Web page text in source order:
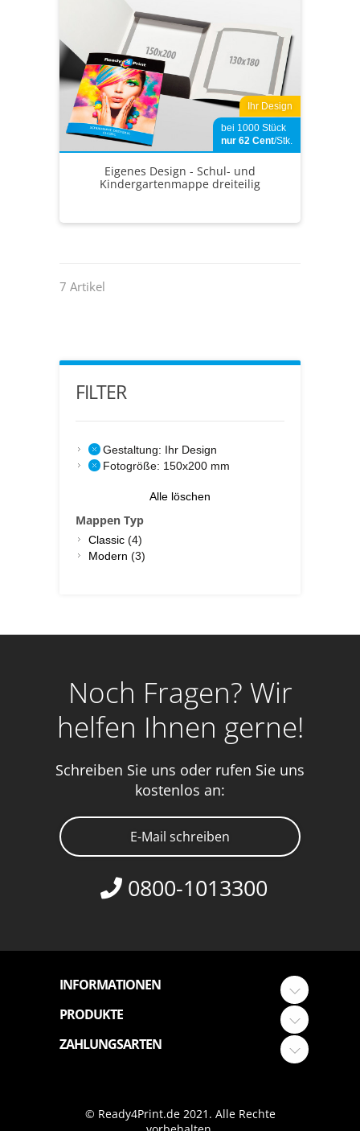
Ihr Design
bei 1000 Stück
nur 62 Cent/Stk.
Eigenes Design - Schul- und
Kindergartenmappe dreiteilig
7 Artikel
FILTER
Gestaltung: Ihr Design
Fotogröße: 150x200 mm
Alle löschen
Mappen Typ
Classic (4)
Modern (3)
Noch Fragen? Wir
helfen Ihnen gerne!
Schreiben Sie uns oder rufen Sie uns
kostenlos an:
E-Mail schreiben
0800-1013300
INFORMATIONEN
PRODUKTE
ZAHLUNGSARTEN
© Ready4Print.de 2021. Alle Rechte